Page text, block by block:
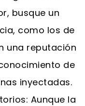
busque un
como los de
una reputación
de
inyectadas.
Aunque la